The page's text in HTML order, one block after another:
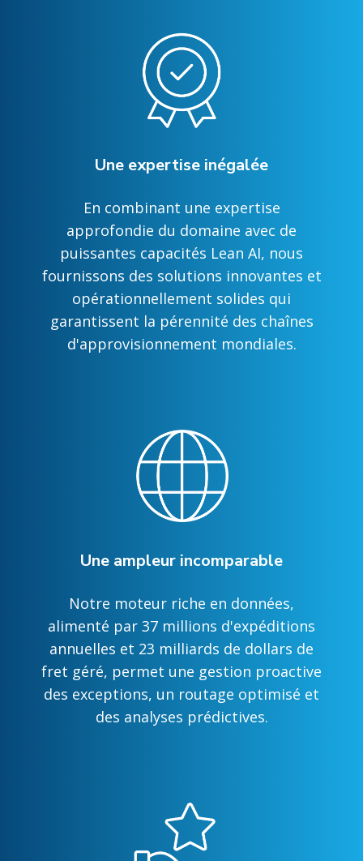
Une expertise inégalée
En combinant une expertise
approfondie du domaine avec de
puissantes capacités Lean AI, nous
fournissons des solutions innovantes et
opérationnellement solides qui
garantissent la pérennité des chaînes
d'approvisionnement mondiales.
Une ampleur incomparable
Notre moteur riche en données,
alimenté par 37 millions d'expéditions
annuelles et 23 milliards de dollars de
fret géré, permet une gestion proactive
des exceptions, un routage optimisé et
des analyses prédictives.